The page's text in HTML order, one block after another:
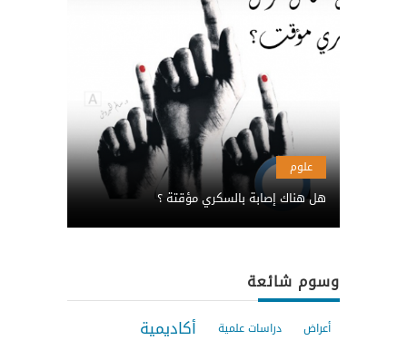
علوم
هل هناك إصابة بالسكري مؤقتة ؟
وسوم شائعة
أعراض دراسات علمية أكاديمية